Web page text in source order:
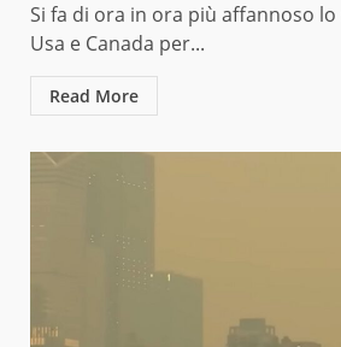
Si fa di ora in ora più affannoso
Usa e Canada per...
Read More